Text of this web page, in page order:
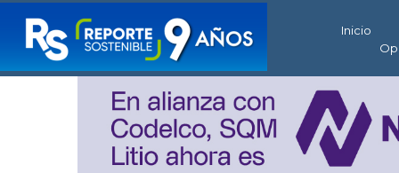
Inicio